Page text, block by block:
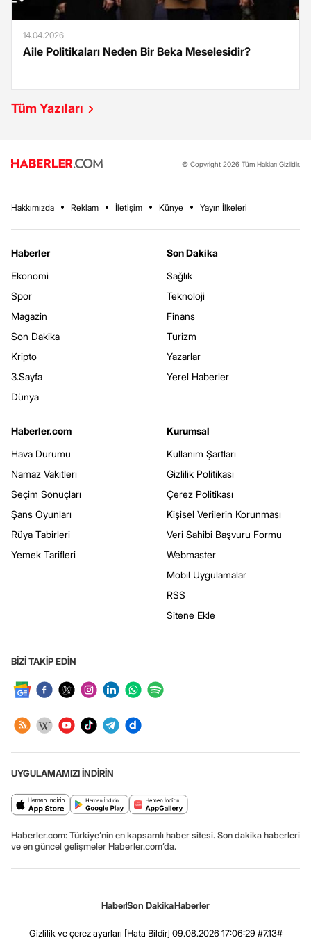
14.04.2026
Aile Politikaları Neden Bir Beka Meselesidir?
Tüm Yazıları
© Copyright 2026 Tüm Hakları Gizlidir.
Hakkımızda Reklam İletişim Künye Yayın İlkeleri
Haberler
Ekonomi
Spor
Magazin
Son Dakika
Kripto
3.Sayfa
Dünya
Son Dakika
Sağlık
Teknoloji
Finans
Turizm
Yazarlar
Yerel Haberler
Haberler.com
Hava Durumu
Namaz Vakitleri
Seçim Sonuçları
Şans Oyunları
Rüya Tabirleri
Yemek Tarifleri
Kurumsal
Kullanım Şartları
Gizlilik Politikası
Çerez Politikası
Kişisel Verilerin Korunması
Veri Sahibi Başvuru Formu
Webmaster
Mobil Uygulamalar
RSS
Sitene Ekle
BİZİ TAKİP EDİN
UYGULAMAMIZI İNDİRİN
Haberler.com: Türkiye’nin en kapsamlı haber sitesi. Son dakika haberleri
ve en güncel gelişmeler Haberler.com’da.
HaberSon DakikaHaberler
Gizlilik ve çerez ayarları [Hata Bildir] 09.08.2026 17:06:29 #7.13#